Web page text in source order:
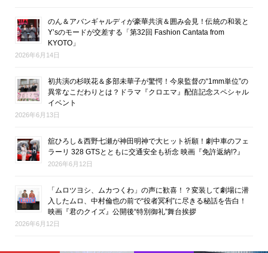
のん＆アバンギャルディが豪華共演＆囲み会見！伝統の和装と
Y’sのモードが交差する「第32回 Fashion Cantata from
KYOTO」
2026年6月14日
初共演の杉咲花＆多部未華子が驚愕！今泉監督の“1mm単位”の
異常なこだわりとは？ドラマ『クロエマ』配信記念スペシャル
イベント
2026年6月13日
舘ひろし＆西野七瀬が神田明神で大ヒット祈願！劇中車のフェ
ラーリ 328 GTSとともに交通安全も祈念 映画『免許返納!?』
2026年6月12日
「ムロツヨシ、ムカつくわ」の声に歓喜！？変装して劇場に潜
入したムロ、中村倫也の前で“役者冥利”に尽きる秘話を告白！
映画『君のクイズ』公開後“特別御礼”舞台挨拶
2026年6月12日